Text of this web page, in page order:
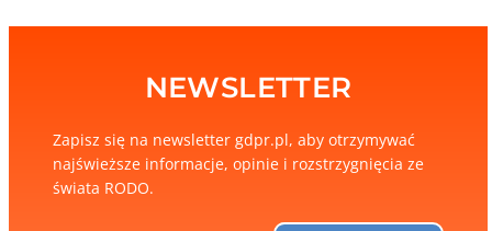
NEWSLETTER
Zapisz się na newsletter gdpr.pl, aby otrzymywać
najświeższe informacje, opinie i rozstrzygnięcia ze
świata RODO.